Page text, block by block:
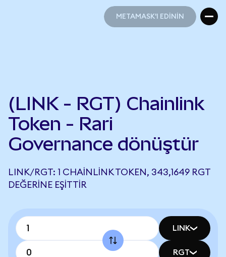
METAMASK'I EDİNİN
(LINK - RGT) Chainlink
Token - Rari
Governance dönüştür
LINK/RGT: 1 CHAINLINK TOKEN, 343,1649 RGT
DEĞERINE EŞITTIR
LINK
RGT